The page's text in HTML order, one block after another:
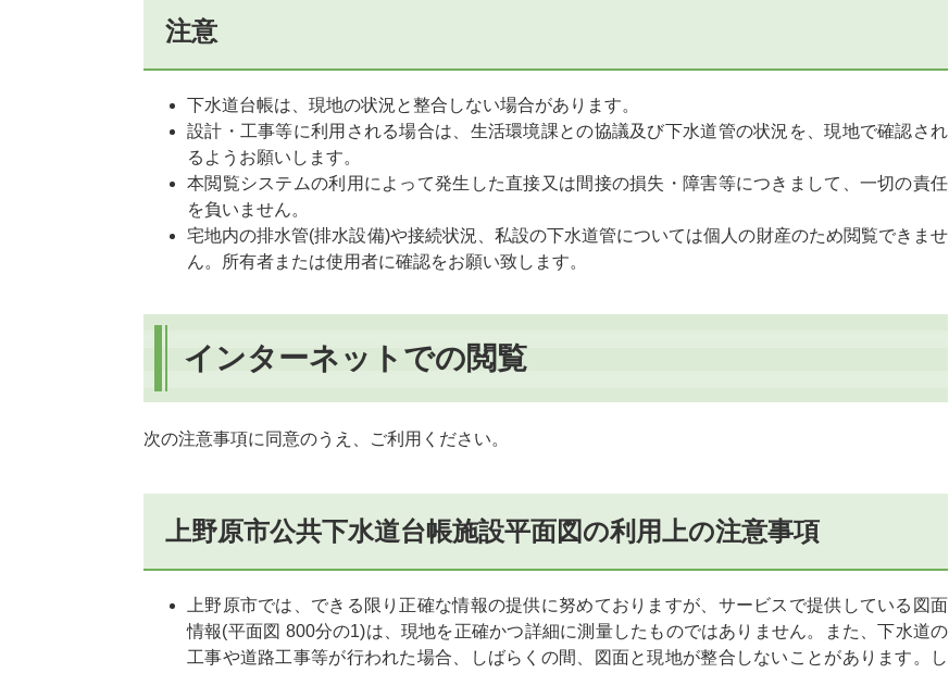
注意
下水道台帳は、現地の状況と整合しない場合があります。
設計・工事等に利用される場合は、生活環境課との協議及び下水道管の状況を、現地で確認され
るようお願いします。
本閲覧システムの利用によって発生した直接又は間接の損失・障害等につきまして、一切の責任
を負いません。
宅地内の排水管(排水設備)や接続状況、私設の下水道管については個人の財産のため閲覧できませ
ん。所有者または使用者に確認をお願い致します。
インターネットでの閲覧
次の注意事項に同意のうえ、ご利用ください。
上野原市公共下水道台帳施設平面図の利用上の注意事項
上野原市では、できる限り正確な情報の提供に努めておりますが、サービスで提供している図面
情報(平面図 800分の1)は、現地を正確かつ詳細に測量したものではありません。また、下水道の
工事や道路工事等が行われた場合、しばらくの間、図面と現地が整合しないことがあります。し